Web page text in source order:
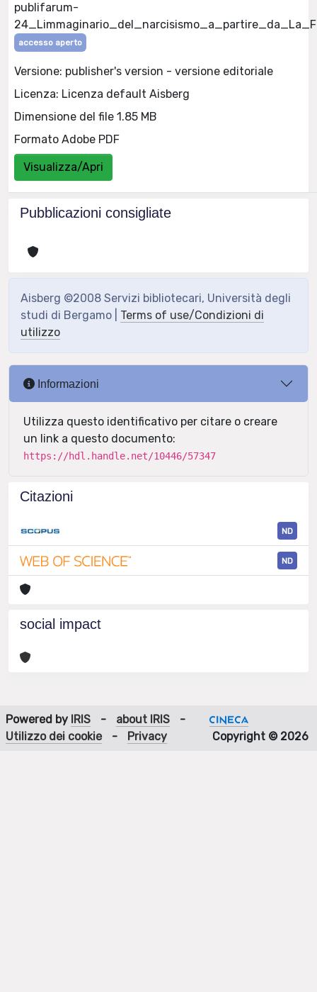
publifarum-
accesso aperto
Versione: publisher's version - versione editoriale
Licenza: Licenza default Aisberg
Dimensione del file 1.85 MB
Formato Adobe PDF
Visualizza/Apri
Pubblicazioni consigliate
Aisberg ©2008 Servizi bibliotecari, Università degli
studi di Bergamo | Terms of use/Condizioni di
utilizzo
Informazioni
Utilizza questo identificativo per citare o creare
un link a questo documento:
https://hdl.handle.net/10446/57347
Citazioni
ND
ND
social impact
Powered by IRIS - about IRIS
-
Utilizzo dei cookie
- Privacy Copyright © 2026